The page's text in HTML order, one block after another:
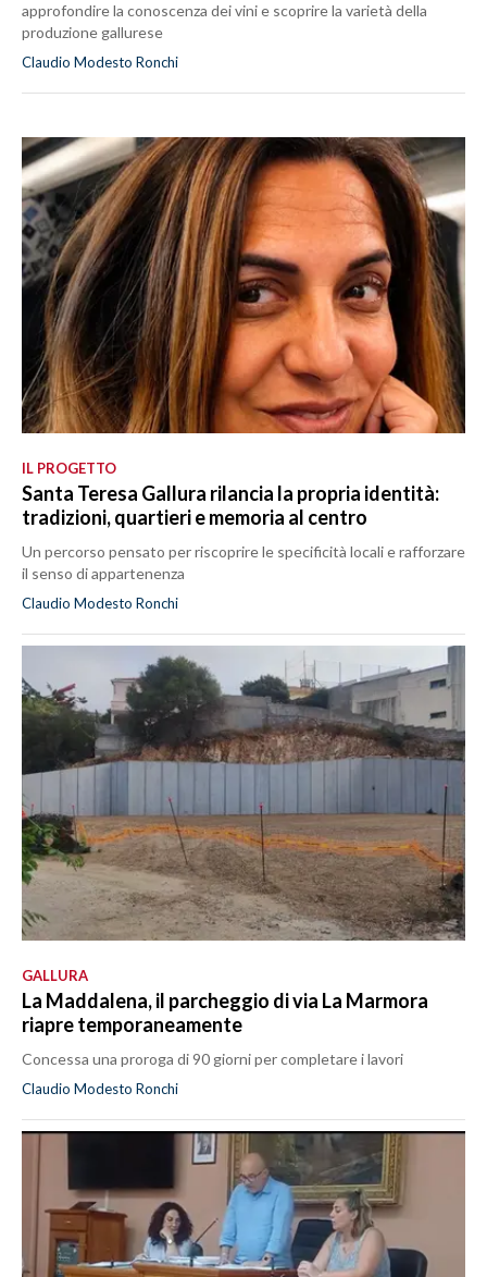
approfondire la conoscenza dei vini e scoprire la varietà della
produzione gallurese
Claudio Modesto Ronchi
IL PROGETTO
Santa Teresa Gallura rilancia la propria identità:
tradizioni, quartieri e memoria al centro
Un percorso pensato per riscoprire le specificità locali e rafforzare
il senso di appartenenza
Claudio Modesto Ronchi
GALLURA
La Maddalena, il parcheggio di via La Marmora
riapre temporaneamente
Concessa una proroga di 90 giorni per completare i lavori
Claudio Modesto Ronchi